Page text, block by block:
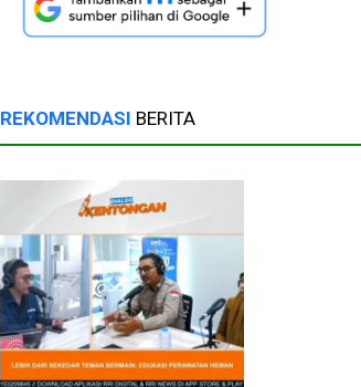
REKOMENDASI BERITA